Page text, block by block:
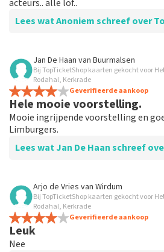
acteurs.. alle lof..
Lees wat Anoniem schreef over
Beoordeling van Anoniem over
Aalles was duidelijk
Jan De Haan van Buurmalsen
Bij TopTicketShop kaarten gekocht voor
Rodahal, Kerkrade
Geverifieerde aankoop
Hele mooie voorstelling.
Mooie ingrijpende voorstelling en
Limburgers.
Lees wat Jan De Haan schreef
Beoordeling van Jan De Haan over
Goed geregeld
Arjo de Vries van Wirdum
Bij TopTicketShop kaarten gekocht voor
Rodahal, Kerkrade
Geverifieerde aankoop
Leuk
Nee